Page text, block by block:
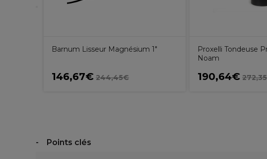
Barnum Lisseur Magnésium 1"
146,67€ 244,45€
Proxelli Tondeuse
Noam
190,64€
Points clés